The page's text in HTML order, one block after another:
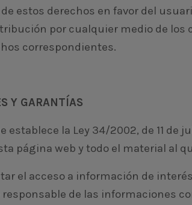
estos derechos en favor del
por cualquier medio de los
correspondientes.
Y GARANTÍAS
establece la Ley 34/2002, de 11
página web y todo el material al
el acceso a información de
responsable de las informaciones